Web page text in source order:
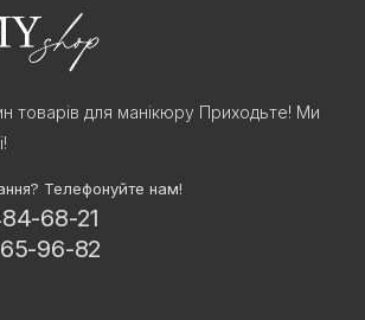
товарів для манікюру Приходьте! Ми
Телефонуйте нам!
68-21
96-82